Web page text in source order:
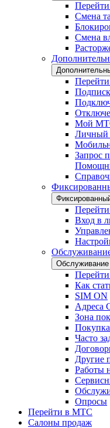
Перейти
Смена
Смена
Перейти
Мой
Личный
Запрос
Перейти
Вход в
Обслуживание
Перейти
Как
SIM ON
Адреса
Зона
Покупка
Часто
Другие
Работы
Опросы
Перейти в МТС
Салоны продаж